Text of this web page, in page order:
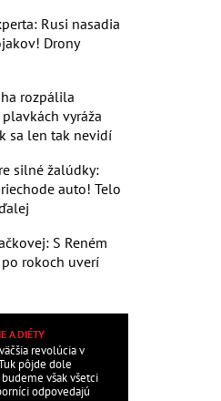
Rusi nasadia
Drony
rozpálila
plavkách vyráža
sa len tak nevidí
silné žalúdky:
auto! Telo
S Reném
rokoch uverí
A DIÉTY
revolúcia v
pôjde dole
však všetci
odpovedajú